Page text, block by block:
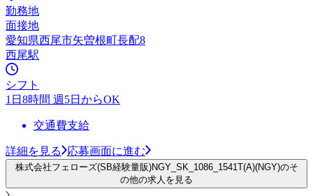
勤務地
面接地
愛知県西尾市矢曽根町長配8
西尾駅
シフト
1日8時間 週5日からOK
交通費支給
詳細を見る 応募画面に進む
株式会社フェローズ(SB経験量販)NGY_SK_1086_1541T(A)(NGY)のそ
の他の求人を見る